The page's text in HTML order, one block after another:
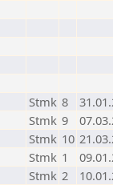
Stmk 8
Stmk 9
Stmk 10
Stmk 1
Stmk 2